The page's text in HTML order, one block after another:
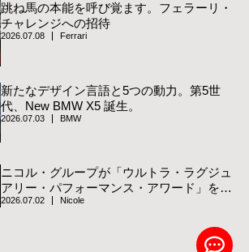
跳ね馬の本能を呼び覚ます。フェラーリ・
チャレンジへの招待
2026.07.08 Ferrari
新たなデザイン言語と5つの動力。第5世
代、New BMW X5 誕生。
2026.07.03 BMW
ニコル・グループが「ウルトラ・ラグジュ
アリー・パフォーマンス・アワード」を受
賞
2026.07.02 Nicole